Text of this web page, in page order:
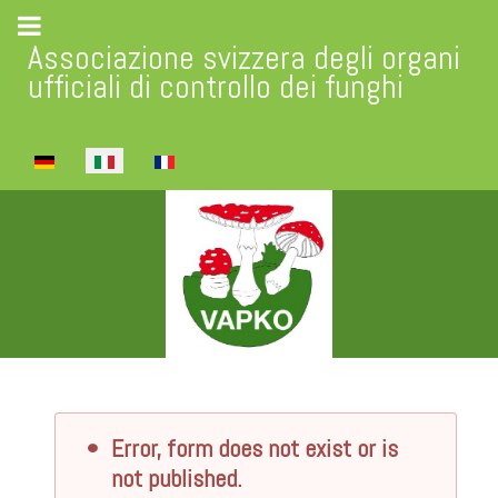
Associazione svizzera degli organi
ufficiali di controllo dei funghi
Seleziona la tua lingua
Error, form does not exist or is
not published.